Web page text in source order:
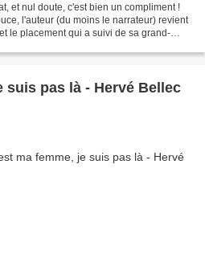
et nul doute, c'est bien un compliment !
l'auteur (du moins le narrateur) revient
le placement qui a suivi de sa grand-
suis pas là - Hervé Bellec